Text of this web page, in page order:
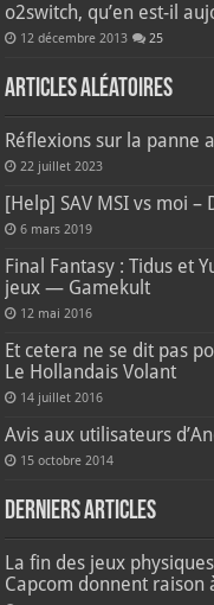
o2switch, qu’en est-il
12 décembre 2013 25
Articles aléatoires
Réflexions sur la panne
22 juillet 2023
[Help] SAV MSI vs moi –
6 mars 2019
Final Fantasy : Tidus et
jeux — Gamekult
12 mai 2016
Et cetera ne se dit pas
Le Hollandais Volant
14 juillet 2016
Avis aux utilisateurs
15 octobre 2014
Derniers articles
La fin des jeux
Capcom donnent raison